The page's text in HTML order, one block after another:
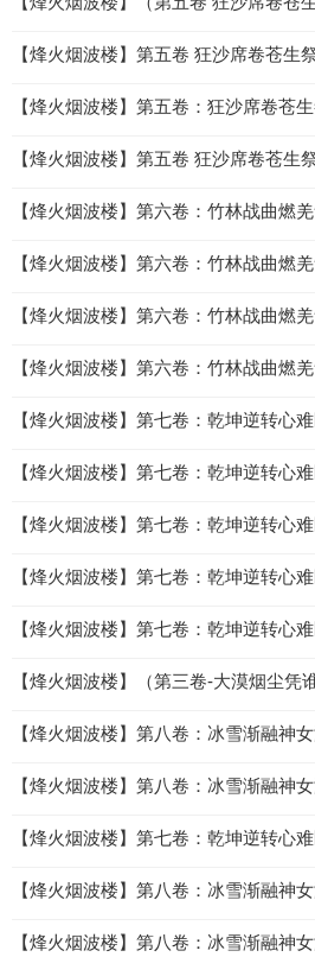
【烽火烟波楼】第五卷 狂沙席卷苍生
【烽火烟波楼】第五卷：狂沙席卷苍
【烽火烟波楼】第五卷 狂沙席卷苍生
【烽火烟波楼】第六卷：竹林战曲燃
【烽火烟波楼】第六卷：竹林战曲燃
【烽火烟波楼】第六卷：竹林战曲燃
【烽火烟波楼】第六卷：竹林战曲燃
【烽火烟波楼】第七卷：乾坤逆转心
【烽火烟波楼】第七卷：乾坤逆转心
【烽火烟波楼】第七卷：乾坤逆转心
【烽火烟波楼】第七卷：乾坤逆转心
【烽火烟波楼】第七卷：乾坤逆转心
【烽火烟波楼】（第三卷-大漠烟尘凭
【烽火烟波楼】第八卷：冰雪渐融神
【烽火烟波楼】第八卷：冰雪渐融神
【烽火烟波楼】第七卷：乾坤逆转心
【烽火烟波楼】第八卷：冰雪渐融神
【烽火烟波楼】第八卷：冰雪渐融神